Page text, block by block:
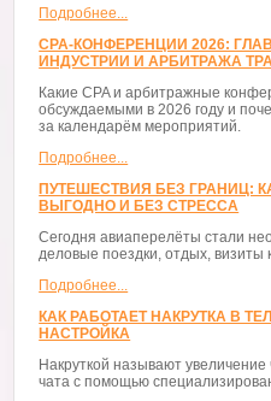
Подробнее...
CPA-КОНФЕРЕНЦИИ 2026:
ИНДУСТРИИ И АРБИТРАЖА
Какие CPA и арбитражные
обсуждаемыми в 2026 году и
за календарём мероприятий.
Подробнее...
ПУТЕШЕСТВИЯ БЕЗ ГРАНИЦ:
ВЫГОДНО И БЕЗ СТРЕССА
Сегодня авиаперелёты стали
деловые поездки, отдых, визиты
Подробнее...
КАК РАБОТАЕТ НАКРУТКА В
НАСТРОЙКА
Накруткой называют
чата с помощью